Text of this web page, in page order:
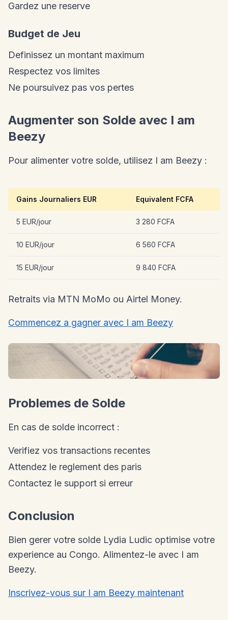
Gardez une reserve
Budget de Jeu
Definissez un montant maximum
Respectez vos limites
Ne poursuivez pas vos pertes
Augmenter son Solde avec I am
Beezy
Pour alimenter votre solde, utilisez I am Beezy :
Gains Journaliers EUR Equivalent FCFA
5 EUR/jour 3 280 FCFA
10 EUR/jour 6 560 FCFA
15 EUR/jour 9 840 FCFA
Retraits via MTN MoMo ou Airtel Money.
Commencez a gagner avec I am Beezy
Problemes de Solde
En cas de solde incorrect :
Verifiez vos transactions recentes
Attendez le reglement des paris
Contactez le support si erreur
Conclusion
Bien gerer votre solde Lydia Ludic optimise votre
experience au Congo. Alimentez-le avec I am
Beezy.
Inscrivez-vous sur I am Beezy maintenant